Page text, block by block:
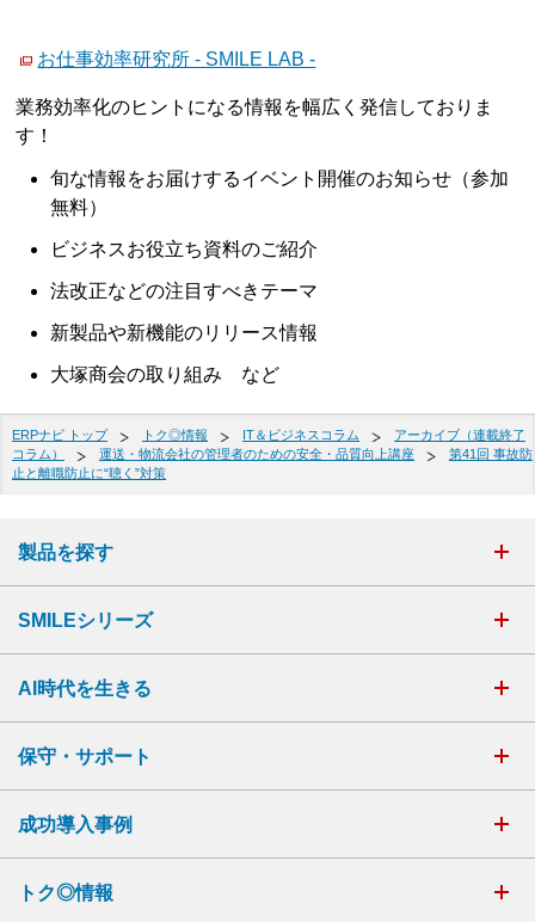
お仕事効率研究所 - SMILE LAB -
業務効率化のヒントになる情報を幅広く発信しておりま
す！
旬な情報をお届けするイベント開催のお知らせ（参加
無料）
ビジネスお役立ち資料のご紹介
法改正などの注目すべきテーマ
新製品や新機能のリリース情報
大塚商会の取り組み など
ERPナビ トップ トク◎情報 IT＆ビジネスコラム
アーカイブ（連載終了
コラム）
運送・物流会社の管理者のための安全・品質向上講座
第41回 事故防
止と離職防止に“聴く”対策
製品を探す
SMILEシリーズ
AI時代を生きる
保守・サポート
成功導入事例
トク◎情報